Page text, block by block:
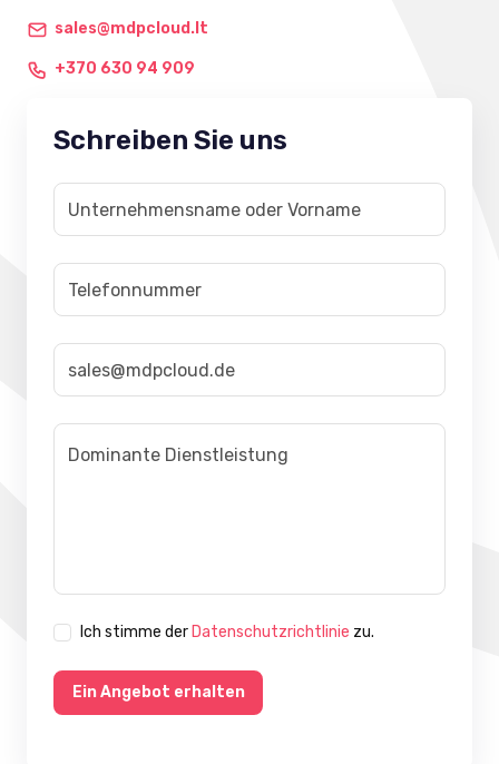
sales@mdpcloud.lt
+370 630 94 909
Schreiben Sie uns
Ich stimme der Datenschutzrichtlinie zu.
Ein Angebot erhalten